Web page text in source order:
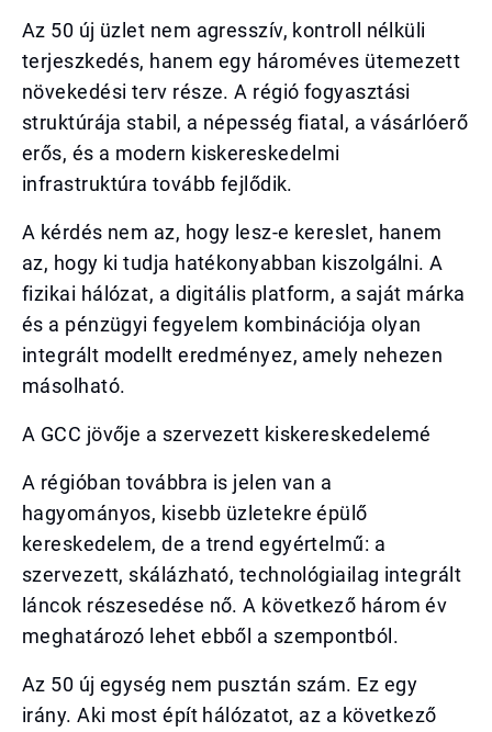
Az 50 új üzlet nem agresszív, kontroll nélküli
terjeszkedés, hanem egy hároméves ütemezett
növekedési terv része. A régió fogyasztási
struktúrája stabil, a népesség fiatal, a vásárlóerő
erős, és a modern kiskereskedelmi
infrastruktúra tovább fejlődik.
A kérdés nem az, hogy lesz-e kereslet, hanem
az, hogy ki tudja hatékonyabban kiszolgálni. A
fizikai hálózat, a digitális platform, a saját márka
és a pénzügyi fegyelem kombinációja olyan
integrált modellt eredményez, amely nehezen
másolható.
A GCC jövője a szervezett kiskereskedelemé
A régióban továbbra is jelen van a
hagyományos, kisebb üzletekre épülő
kereskedelem, de a trend egyértelmű: a
szervezett, skálázható, technológiailag integrált
láncok részesedése nő. A következő három év
meghatározó lehet ebből a szempontból.
Az 50 új egység nem pusztán szám. Ez egy
irány. Aki most épít hálózatot, az a következő